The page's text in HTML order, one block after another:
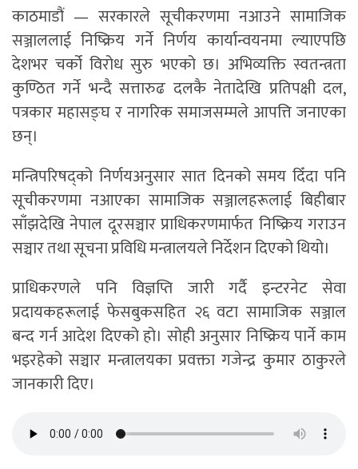
काठमाडौं — सरकारले सूचीकरणमा नआउने सामाजिक
सञ्जाललाई निष्क्रिय गर्ने निर्णय कार्यान्वयनमा ल्याएपछि
देशभर चर्को विरोध सुरु भएको छ। अभिव्यक्ति स्वतन्त्रता
कुण्ठित गर्ने भन्दै सत्तारुढ दलकै नेतादेखि प्रतिपक्षी दल,
पत्रकार महासङ्घ र नागरिक समाजसम्मले आपत्ति जनाएका
छन्।
मन्त्रिपरिषद्को निर्णयअनुसार सात दिनको समय दिँदा पनि
सूचीकरणमा नआएका सामाजिक सञ्जालहरूलाई बिहीबार
साँझदेखि नेपाल दूरसञ्चार प्राधिकरणमार्फत निष्क्रिय गराउन
सञ्चार तथा सूचना प्रविधि मन्त्रालयले निर्देशन दिएको थियो।
प्राधिकरणले पनि विज्ञप्ति जारी गर्दै इन्टरनेट सेवा
प्रदायकहरूलाई फेसबुकसहित २६ वटा सामाजिक सञ्जाल
बन्द गर्न आदेश दिएको हो। सोही अनुसार निष्क्रिय पार्ने काम
भइरहेको सञ्चार मन्त्रालयका प्रवक्ता गजेन्द्र कुमार ठाकुरले
जानकारी दिए।